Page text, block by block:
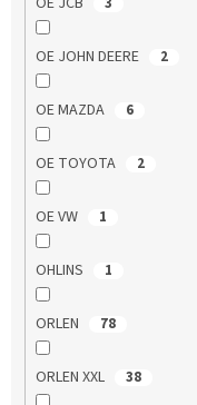
OE JOHN DEERE 2
OE MAZDA 6
OE TOYOTA 2
OE VW 1
OHLINS 1
ORLEN 78
ORLEN XXL 38